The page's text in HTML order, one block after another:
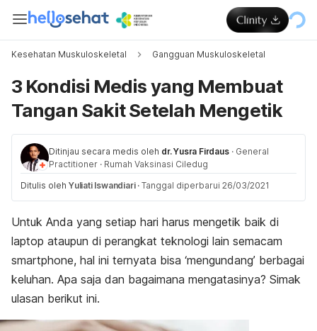
Kesehatan Muskuloskeletal Gangguan Muskuloskeletal
3 Kondisi Medis yang Membuat
Tangan Sakit Setelah Mengetik
Ditinjau secara medis oleh dr. Yusra Firdaus · General
Practitioner · Rumah Vaksinasi Ciledug
Ditulis oleh Yuliati Iswandiari · Tanggal diperbarui 26/03/2021
Untuk Anda yang setiap hari harus mengetik baik di
laptop ataupun di perangkat teknologi lain semacam
smartphone, hal ini ternyata bisa ‘mengundang’ berbagai
keluhan. Apa saja dan bagaimana mengatasinya? Simak
ulasan berikut ini.